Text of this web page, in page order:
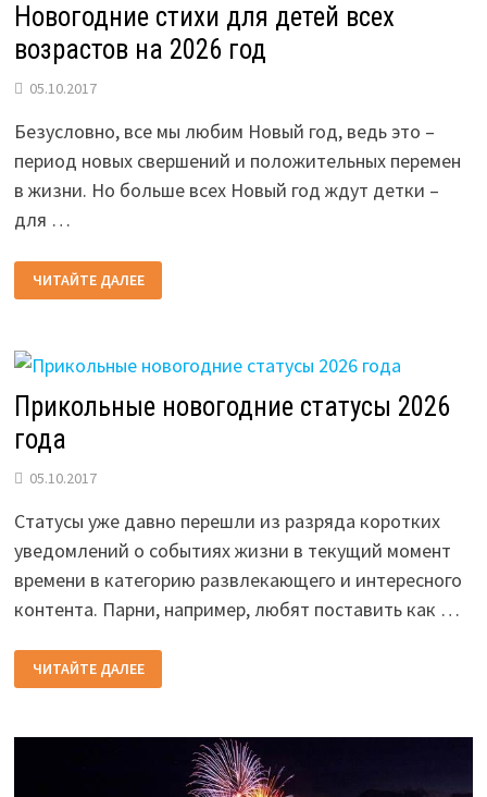
Новогодние стихи для детей всех
возрастов на 2026 год
05.10.2017
Безусловно, все мы любим Новый год, ведь это –
период новых свершений и положительных перемен
в жизни. Но больше всех Новый год ждут детки –
для …
НОВОГОДНИЕ
СТИХИ
ДЛЯ
НА
2026
ЧИТАЙТЕ ДАЛЕЕ
Прикольные новогодние статусы 2026
года
05.10.2017
Статусы уже давно перешли из разряда коротких
уведомлений о событиях жизни в текущий момент
времени в категорию развлекающего и интересного
контента. Парни, например, любят поставить как …
ПРИКОЛЬНЫЕ
НОВОГОДНИЕ
СТАТУСЫ
ЧИТАЙТЕ ДАЛЕЕ